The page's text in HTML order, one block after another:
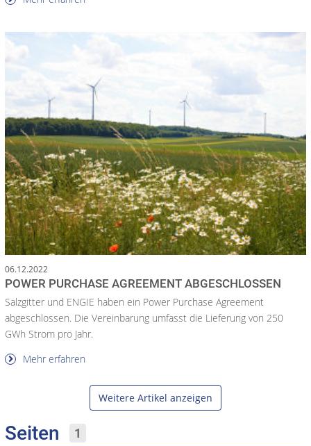
06.12.2022
POWER PURCHASE AGREEMENT ABGESCHLOSSEN
Salzgitter und ENGIE haben ein Power Purchase Agreement
abgeschlossen. Die Vereinbarung umfasst die Lieferung von 250
GWh Strom pro Jahr.
Mehr erfahren
Weitere Artikel anzeigen
Seiten 1